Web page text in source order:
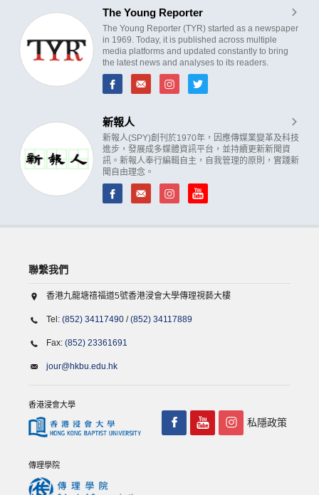
The Young Reporter
The Young Reporter (TYR) started as a newspaper
in 1969. Today, it is published across multiple
media platforms and updated constantly to bring
the latest news and analyses to its readers.
新報人
新報人(SPY)創刊於1970年，因應傳媒業變革及科技
進步，發展成多媒體資訊平台，並持續更新新聞資
訊。新報人奉行編輯自主，自我管理的原則，實踐新
聞自由理念。
聯繫我們
香港九龍塘禧福道5號香港浸會大學傳理視藝大樓
Tel: (852) 34117490 /(852) 34117889
Fax: (852) 23361691
jour@hkbu.edu.hk
香港浸會大學
傳理學院
私隱政策